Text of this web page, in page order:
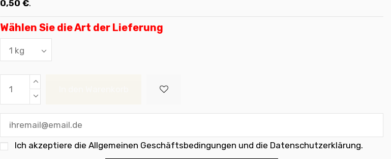
0,50 €.
Wählen Sie die Art der Lieferung
Ich akzeptiere die Allgemeinen Geschäftsbedingungen und die Datenschutzerklärung.